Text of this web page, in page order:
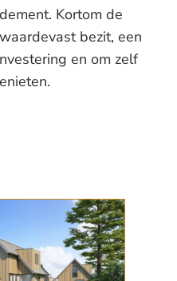
Kortom de
bezit, een
en om zelf